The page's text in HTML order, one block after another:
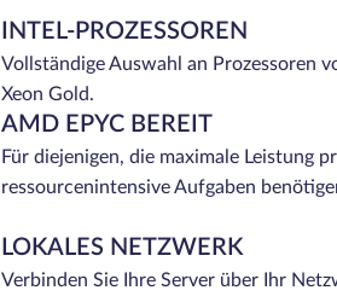
INTEL-PROZESSOREN
Vollständige Auswahl an Prozessoren
Xeon Gold.
AMD EPYC BEREIT
Für diejenigen, die maximale Leistung
ressourcenintensive Aufgaben
LOKALES NETZWERK
Verbinden Sie Ihre Server über Ihr